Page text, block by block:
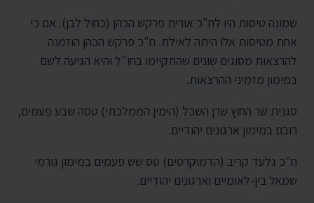
שמונה טיסות היו לח"כ אורית פרקש הכהן (כחול לבן). אם כי
אחת מטיסות אלו היתה לאילת. ח"כ פרקש הכהן הוזמנה
להרצאות מסוגים שונים שהתקיימו בחו"ל והיא הגיעה לשם
במימון מזמיני ההרצאות.
סגנית שר החוץ שרן השכל (הימין הממלכתי) טסה שבע פעמים,
רובם במימון ארגונים יהודיים.
ח"כ גלעד קריב (הדמוקרטים) טס שש פעמים במימון גורמי
שמאל בין-לאומיים וארגונים יהודיים.